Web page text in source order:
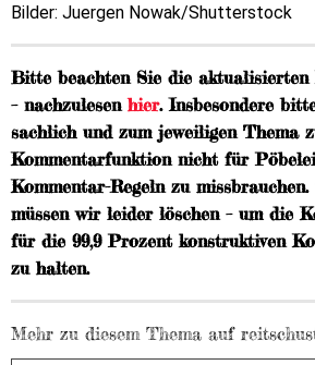
Bilder: Juergen Nowak/Shutterstock
Bitte beachten Sie die aktualisierten
– nachzulesenhier. Insbesondere
sachlich und zum jeweiligen Thema
Kommentarfunktion nicht für
Kommentar-Regeln zu
müssen wir leider löschen – um die
für die 99,9 Prozent konstruktiven
zu halten.
Mehr zu diesem Thema auf